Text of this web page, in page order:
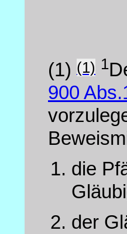
(1) (1) 1
900
die
der